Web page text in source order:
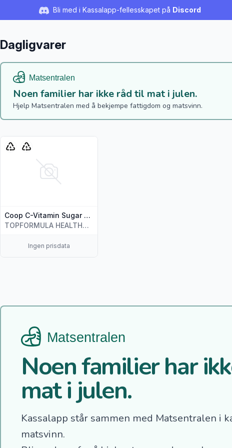
Bli med i Kassalapp-fellesskapet på Discord
Dagligvarer
Noen familier har ikke råd til mat i julen.
Hjelp Matsentralen med å bekjempe fattigdom og matsvinn.
Coop C-Vitamin Sugar Free Orange T
TOPFORMULA HEALTHCARE AB
Ingen prisdata
Vis flere detaljer for produktet "Coop C-Vitamin Sugar Free
Noen familier har
mat i julen.
Kassalapp står sammen med Matsentralen i
matsvinn.